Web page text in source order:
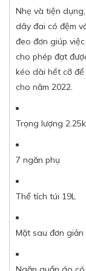
Nhẹ và tiện
dây đai có đệm
đeo đơn giúp
cho phép đạt
kéo dài hết cỡ
cho năm 2022.
Trọng lượng
7 ngăn phụ
Thể tích túi 19L
Mặt sau đơn